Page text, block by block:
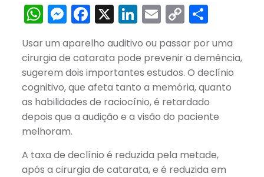
WhatsApp
Messenger
Facebook
X LinkedIn
Email
Copy
Link
Share
Usar um aparelho auditivo ou passar por uma
cirurgia de catarata pode prevenir a demência,
sugerem dois importantes estudos. O declínio
cognitivo, que afeta tanto a memória, quanto
as habilidades de raciocínio, é retardado
depois que a audição e a visão do paciente
melhoram.
A taxa de declínio é reduzida pela metade,
após a cirurgia de catarata, e é reduzida em